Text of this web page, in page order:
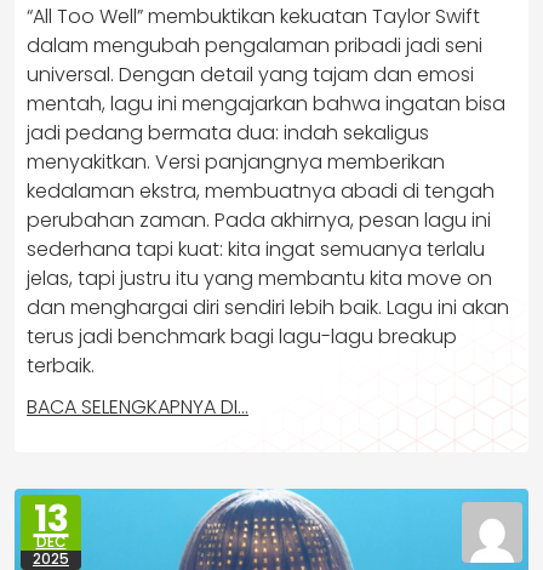
“All Too Well” membuktikan kekuatan Taylor Swift
dalam mengubah pengalaman pribadi jadi seni
universal. Dengan detail yang tajam dan emosi
mentah, lagu ini mengajarkan bahwa ingatan bisa
jadi pedang bermata dua: indah sekaligus
menyakitkan. Versi panjangnya memberikan
kedalaman ekstra, membuatnya abadi di tengah
perubahan zaman. Pada akhirnya, pesan lagu ini
sederhana tapi kuat: kita ingat semuanya terlalu
jelas, tapi justru itu yang membantu kita move on
dan menghargai diri sendiri lebih baik. Lagu ini akan
terus jadi benchmark bagi lagu-lagu breakup
terbaik.
BACA SELENGKAPNYA DI…
13
DEC
2025